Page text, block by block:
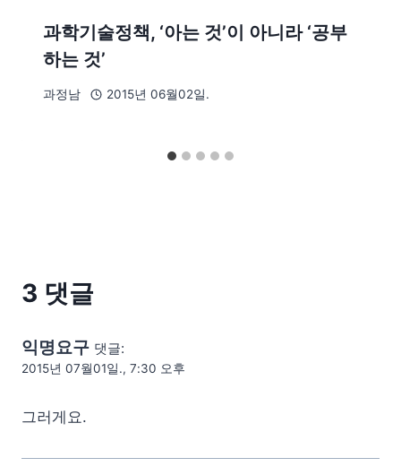
과학기술정책, ‘아는 것’이 아니라 ‘공부
하는 것’
과정남 2015년 06월02일.
3 댓글
익명요구 댓글:
2015년 07월01일., 7:30 오후
그러게요.